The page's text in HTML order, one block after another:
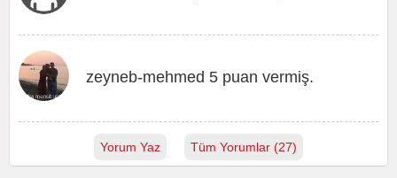
zeyneb-mehmed 5 puan vermiş.
Yorum Yaz Tüm Yorumlar (27)